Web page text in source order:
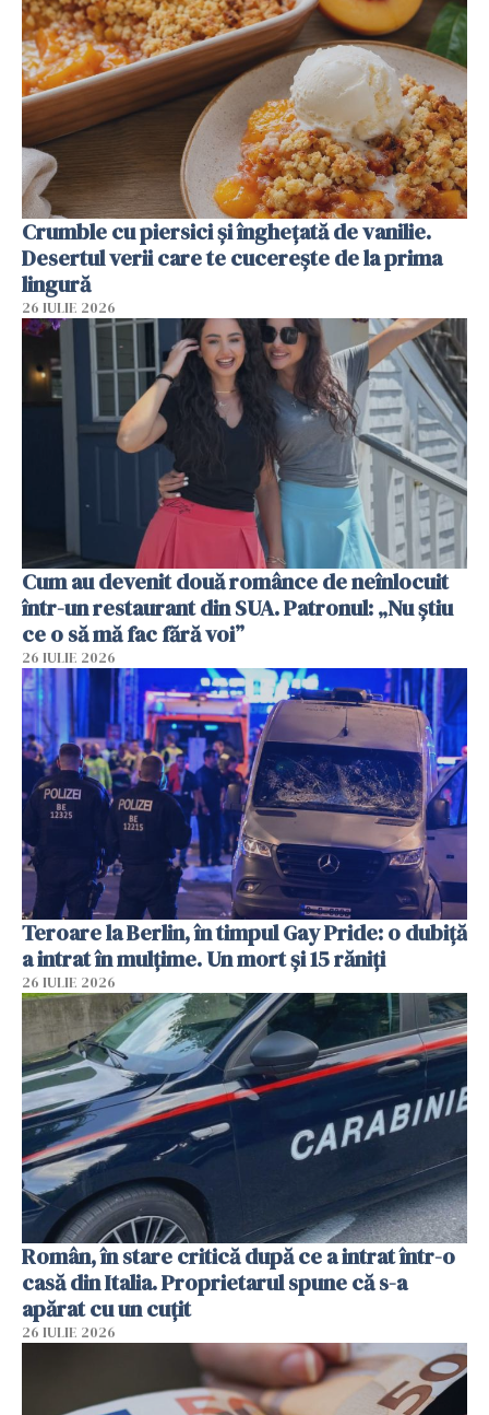
Crumble cu piersici și înghețată de vanilie.
Desertul verii care te cucerește de la prima
lingură
26 IULIE 2026
Cum au devenit două românce de neînlocuit
într-un restaurant din SUA. Patronul: „Nu știu
ce o să mă fac fără voi”
26 IULIE 2026
Teroare la Berlin, în timpul Gay Pride: o dubiță
a intrat în mulțime. Un mort și 15 răniți
26 IULIE 2026
Român, în stare critică după ce a intrat într-o
casă din Italia. Proprietarul spune că s-a
apărat cu un cuțit
26 IULIE 2026